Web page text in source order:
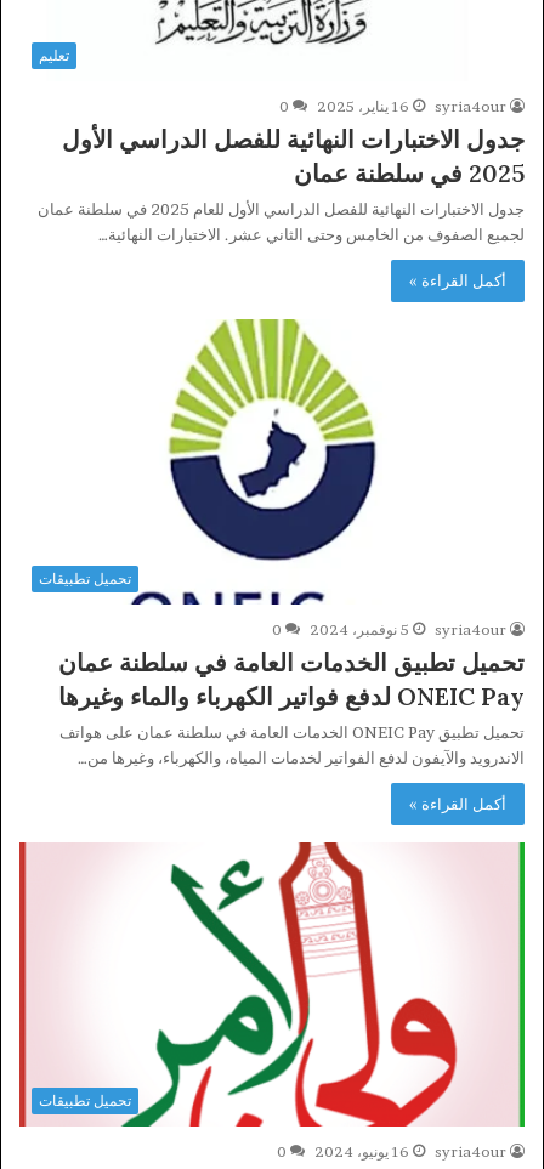
تعليم
syria4our 16 يناير، 2025 0
جدول الاختبارات النهائية للفصل الدراسي الأول
2025 في سلطنة عمان
جدول الاختبارات النهائية للفصل الدراسي الأول للعام 2025 في سلطنة عمان
لجميع الصفوف من الخامس وحتى الثاني عشر. الاختبارات النهائية…
أكمل القراءة »
تحميل تطبيقات
syria4our 5 نوفمبر، 2024 0
تحميل تطبيق الخدمات العامة في سلطنة عمان
ONEIC Pay لدفع فواتير الكهرباء والماء وغيرها
تحميل تطبيق ONEIC Pay الخدمات العامة في سلطنة عمان على هواتف
الاندرويد والآيفون لدفع الفواتير لخدمات المياه، والكهرباء، وغيرها من…
أكمل القراءة »
تحميل تطبيقات
syria4our 16 يونيو، 2024 0